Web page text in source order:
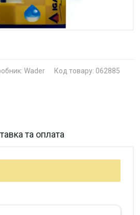
Wader Код товару: 062885
та оплата